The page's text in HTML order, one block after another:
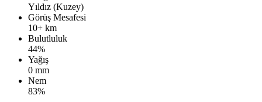
Yıldız (Kuzey)
Görüş Mesafesi
10+ km
Bulutluluk
44%
Yağış
0 mm
Nem
83%